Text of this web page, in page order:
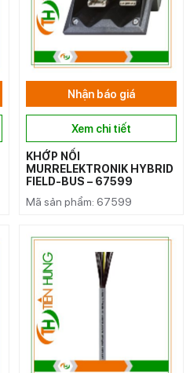
Nhận báo giá
Xem chi tiết
KHỚP NỐI
MURRELEKTRONIK HYBRID
FIELD-BUS – 67599
Mã sản phẩm: 67599